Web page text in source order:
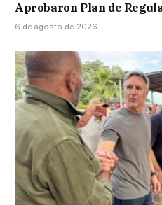
Aprobaron Plan de
6 de agosto de 2026